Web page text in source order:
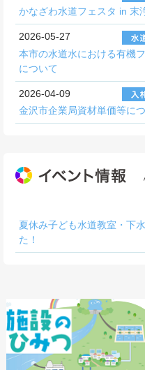
かなざわ水道フェスタ in 末
2026-05-27
本市の水道水における有機
について
2026-04-09
金沢市企業局資材単価等に
夏休み子ども水道教室・下
た！